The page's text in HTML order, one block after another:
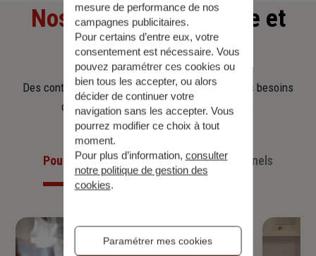
Nos offresd'assurance et
d'épargne
Des contrats clairs et flexibles pour sécuriser vos besoins
d’aujourd’hui et anticiper ceux de demain.
Pour les particuliersPour les professionnels
mesure de performance de nos
campagnes publicitaires.
Pour certains d’entre eux, votre
consentement est nécessaire. Vous
pouvez paramétrer ces cookies ou
bien tous les accepter, ou alors
décider de continuer votre
navigation sans les accepter. Vous
pourrez modifier ce choix à tout
moment.
Pour plus d’information, consulter
notre politique de gestion des
cookies.
Paramétrer mes cookies